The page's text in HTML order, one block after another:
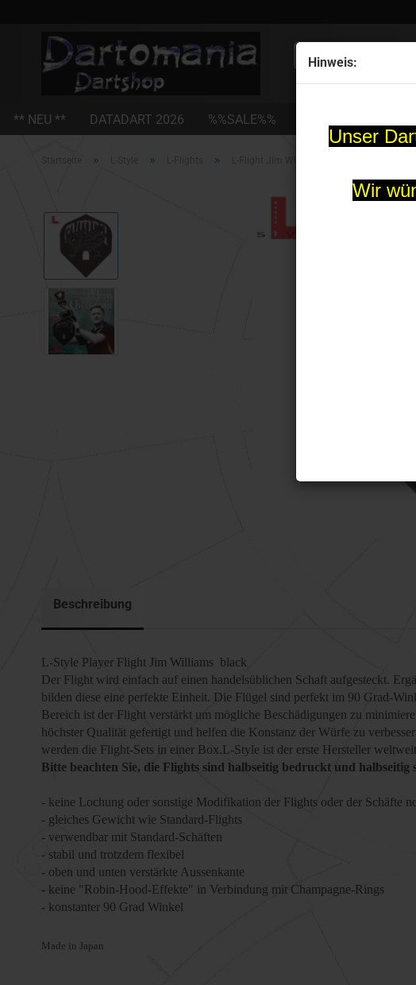
Hinweis:
Unser
Wir
Alle
** NEU ** DATADART 2026 %%SALE%%
» » » L-Flight Jim Williams Standard L1Pro
Beschreibung
L-Style Player Flight Jim Williams black
Der Flight wird einfach auf einen handelsüblichen Schaft aufgesteckt.
bilden diese eine perfekte Einheit. Die Flügel sind perfekt im 90 Grad-
Bereich ist der Flight verstärkt um mögliche Beschädigungen zu
höchster Qualität gefertigt und helfen die Konstanz der Würfe zu
werden die Flight-Sets in einer Box.L-Style ist der erste Hersteller weltwe
Bitte beachten Sie, die Flights sind halbseitig bedruckt und halbseitig
- keine Lochung oder sonstige Modifikation der Flights oder der Schäfte
- gleiches Gewicht wie Standard-Flights
- verwendbar mit Standard-Schäften
- stabil und trotzdem flexibel
- oben und unten verstärkte Aussenkante
- keine "Robin-Hood-Effekte" in Verbindung mit Champagne-Rings
- konstanter 90 Grad Winkel
Made in Japan